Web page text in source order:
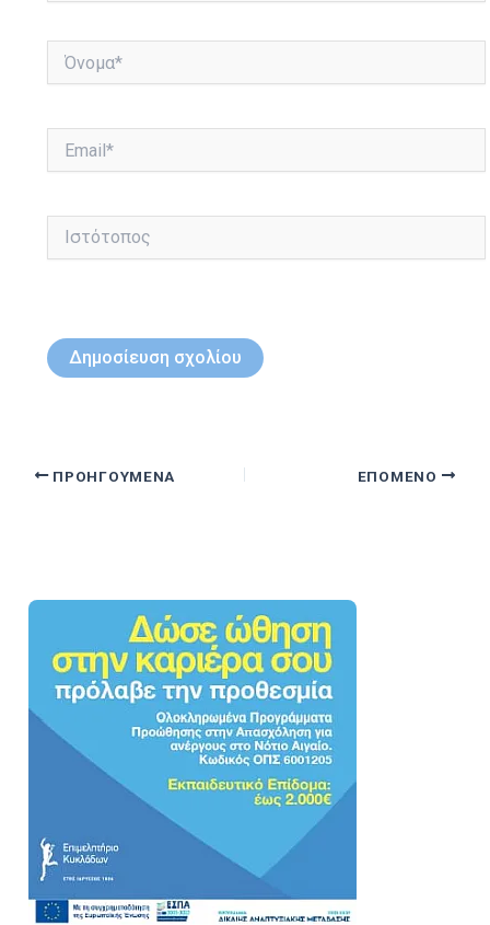
Όνομα*
Ιστότοπος
ΠΡΟΗΓΟΎΜΕΝΑ ΕΠΌΜΕΝΟ